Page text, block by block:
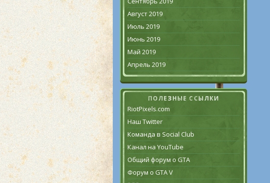
Август 2019
Июль 2019
Июнь 2019
Май 2019
Апрель 2019
ПОЛЕЗНЫЕ ССЫЛКИ
RiotPixels.com
Наш Twitter
Команда в Social Club
Канал на YouTube
Общий форум о GTA
Форум о GTA V